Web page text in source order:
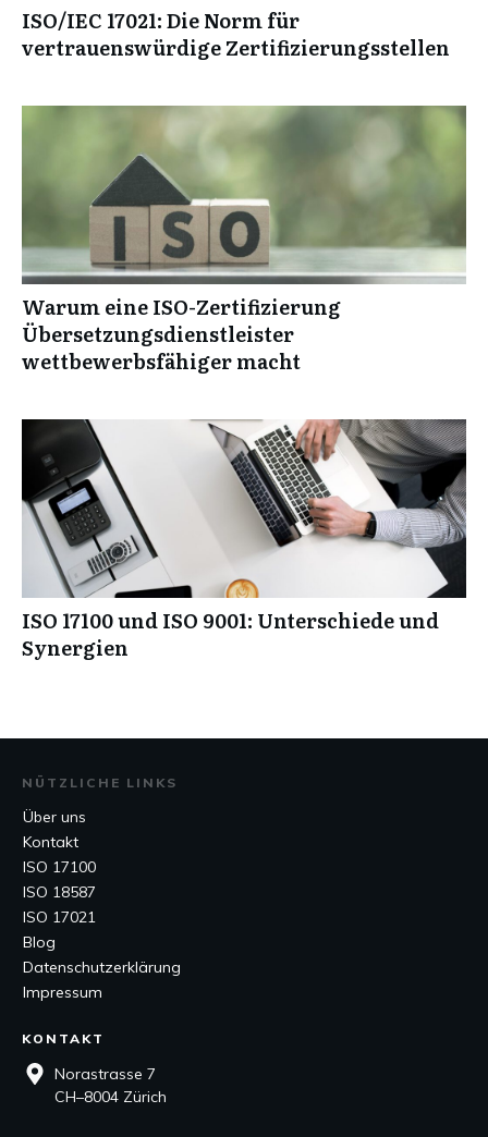
ISO/IEC 17021: Die Norm für
vertrauenswürdige Zertifizierungsstellen
Warum eine ISO-Zertifizierung
Übersetzungsdienstleister
wettbewerbsfähiger macht
ISO 17100 und ISO 9001: Unterschiede und
Synergien
NÜTZLICHE LINKS
Über uns
Kontakt
ISO 17100
ISO 18587
ISO 17021
Blog
Datenschutzerklärung
Impressum
KONTAKT
Norastrasse 7
CH–8004 Zürich